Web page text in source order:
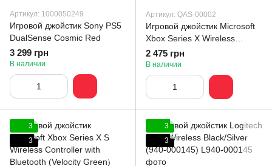
Артикул: 1000050249
Игровой джойстик Sony PS5
DualSense Cosmic Red
3 299 грн
В наличии
Артикул: QAS-00002
Игровой джойстик Microsoft
Xbox Series X Wireless
Controller with Bluetooth
(Robot White)
2 475 грн
В наличии
3
3
3
3